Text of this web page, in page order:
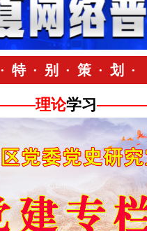
· 特 · 别 · 策 · 划 ·
理论学习